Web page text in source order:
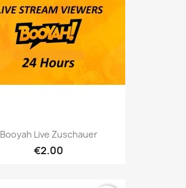
Booyah Live Zuschauer
€2.00